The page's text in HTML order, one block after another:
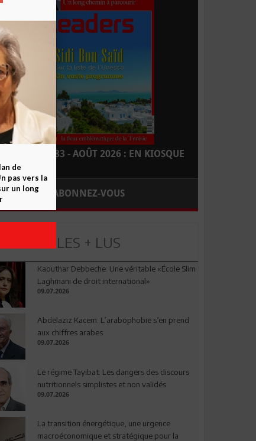
N° 183 - AOÛT 2026 : EN KIOSQUE
ABONNEZ-VOUS
LES + LUS
Kaouthar Debbeche: Une véritable «École Slim
Laghmani de droit international»
09.07.2026
Abdelaziz Kacem: L’arabophobie s’en prend
aux chiffres arabes
09.07.2026
Le régime Tayibat: Les dangers des discours
nutritionnels simplistes et non validés
09.07.2026
La transition énergétique, une urgence
macroéconomique et stratégique pour la
de
pas vers la
un long